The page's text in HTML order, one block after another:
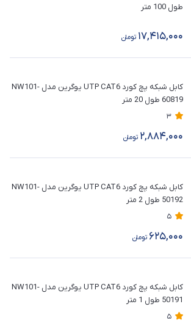
طول 100 متر
17,415,000 تومان
کابل شبکه پچ کورد UTP CAT6 یوگرین مدل NW101-
60819 طول 20 متر
3
2,884,000 تومان
کابل شبکه پچ کورد UTP CAT6 یوگرین مدل NW101-
50192 طول 2 متر
5
625,000 تومان
کابل شبکه پچ کورد UTP CAT6 یوگرین مدل NW101-
50191 طول 1 متر
5